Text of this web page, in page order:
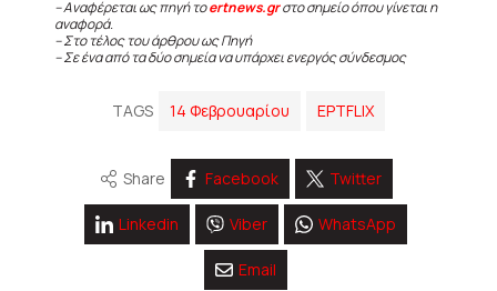
– Αναφέρεται ως πηγή τοertnews.grστο σημείο όπου γίνεται η
αναφορά.
– Στο τέλος του άρθρου ως Πηγή
– Σε ένα από τα δύο σημεία να υπάρχει ενεργός σύνδεσμος
TAGS 14 Φεβρουαρίου EΡΤFLIX
Share Facebook Twitter
Linkedin Viber WhatsApp
Email